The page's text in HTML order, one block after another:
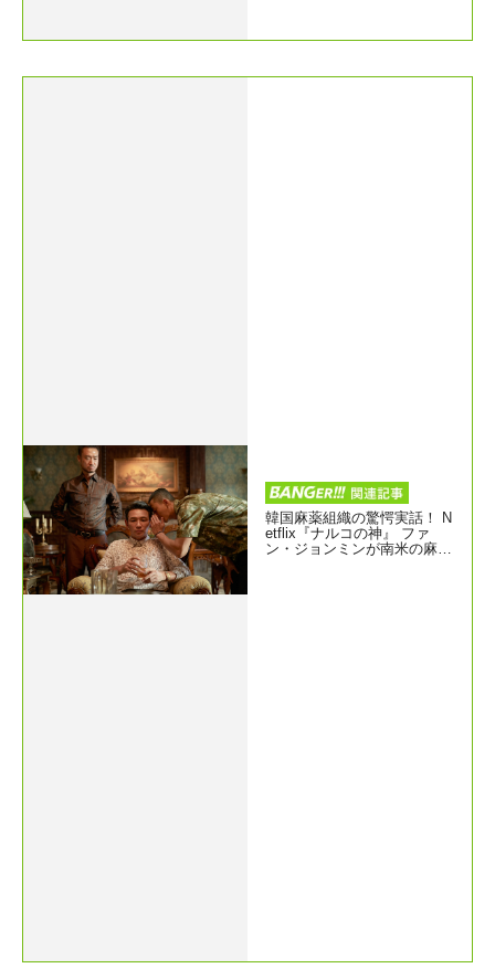
韓国麻薬組織の驚愕実話！ N
etflix『ナルコの神』 ファ
ン・ジョンミンが南米の麻薬